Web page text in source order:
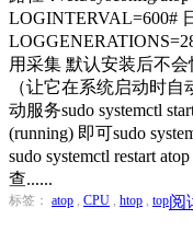
LOGINTERVAL=600#
用采集 默认安装后不
（让它在系统启动时自
动服务sudo systemctl
(running) 即可sudo
sudo systemctl restart
查......
标签： atop CPU htop top阅